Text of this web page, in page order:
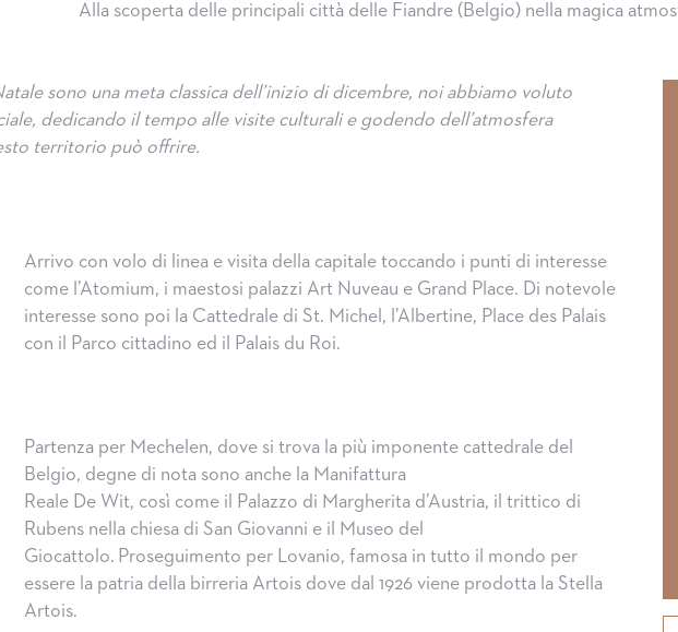
Alla scoperta delle principali città delle Fiandre (Belgio) nella magica
sono una meta classica dell’inizio di dicembre, noi abbiamo voluto
dedicando il tempo alle visite culturali e godendo dell’atmosfera
territorio può offrire.
Arrivo con volo di linea e visita della capitale toccando i punti di interesse
come l’Atomium, i maestosi palazzi Art Nuveau e Grand Place. Di notevole
interesse sono poi la Cattedrale di St. Michel, l’Albertine, Place des Palais
con il Parco cittadino ed il Palais du Roi.
Partenza per Mechelen, dove si trova la più imponente cattedrale del
Belgio, degne di nota sono anche la Manifattura
Reale De Wit, così come il Palazzo di Margherita d’Austria, il trittico di
Rubens nella chiesa di San Giovanni e il Museo del
Giocattolo. Proseguimento per Lovanio, famosa in tutto il mondo per
essere la patria della birreria Artois dove dal 1926 viene prodotta la Stella
Artois.